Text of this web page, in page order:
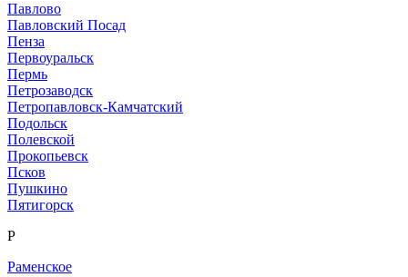
Павлово
Павловский Посад
Пенза
Первоуральск
Пермь
Петрозаводск
Петропавловск-Камчатский
Подольск
Полевской
Прокопьевск
Псков
Пушкино
Пятигорск
Р
Раменское